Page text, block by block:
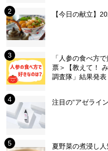
【今日の献立】
「人参の食べ方
票＞【教えて！
調査隊」結果発表
注目の“アゼライ
夏野菜の煮浸し